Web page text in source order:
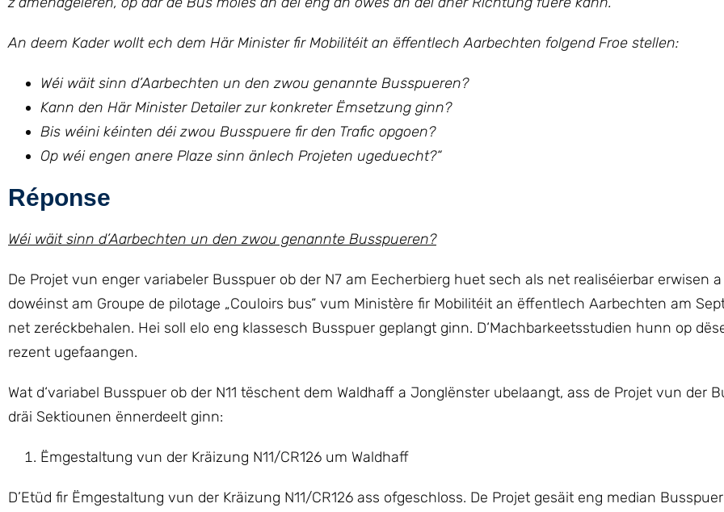
An deem Kader wollt ech dem Här Minister fir Mobilitéit an ëffentlech Aarbechten folgend Froe stellen:
Wéi wäit sinn d’Aarbechten un den zwou genannte Busspueren?
Kann den Här Minister Detailer zur konkreter Ëmsetzung ginn?
Bis wéini kéinten déi zwou Busspuere fir den Trafic opgoen?
Op wéi engen anere Plaze sinn änlech Projeten ugeduecht?“
Réponse
Wéi wäit sinn d’Aarbechten un den zwou genannte Busspueren?
De Projet vun enger variabeler Busspuer ob der N7 am Eecherbierg huet sech als net realiséierbar erwisen
dowéinst am Groupe de pilotage „Couloirs bus“ vum Ministère fir Mobilitéit an ëffentlech Aarbechten am
net zeréckbehalen. Hei soll elo eng klassesch Busspuer geplangt ginn. D‘Machbarkeetsstudien hunn op
rezent ugefaangen.
Wat d‘variabel Busspuer ob der N11 tëschent dem Waldhaff a Jonglënster ubelaangt, ass de Projet vun der
dräi Sektiounen ënnerdeelt ginn:
Ëmgestaltung vun der Kräizung N11/CR126 um Waldhaff
D’Etüd fir Ëmgestaltung vun der Kräizung N11/CR126 ass ofgeschloss. De Projet gesäit eng median